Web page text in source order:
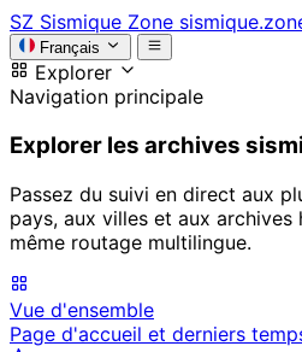
SZ Sismique Zone
Français
Explorer
Navigation principale
Explorer les archives
Passez du suivi en direct aux
pays, aux villes et aux archives
même routage multilingue.
Vue d'ensemble
Page d'accueil et derniers